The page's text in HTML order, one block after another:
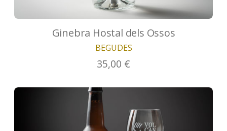
Ginebra Hostal dels Ossos
BEGUDES
35,00 €